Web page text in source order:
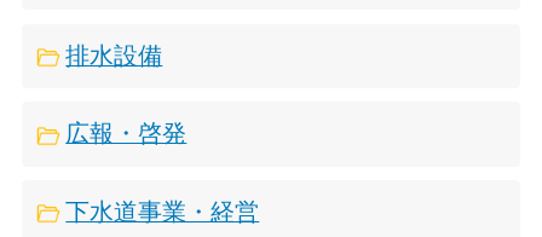
排水設備
広報・啓発
下水道事業・経営